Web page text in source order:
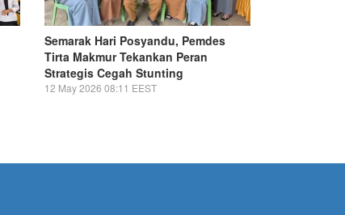
Semarak Hari Posyandu, Pemdes
Tirta Makmur Tekankan Peran
Strategis Cegah Stunting
12 May 2026 08:11 EEST